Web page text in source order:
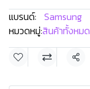
แบรนด์: Samsung
หมวดหมู่:สินค้าทั้งหมด
แชร์